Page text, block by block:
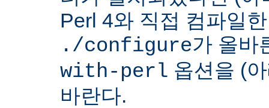
Perl 4와 직접 컴파일
./configure가 올바
with-perl 옵션을 (
바란다.